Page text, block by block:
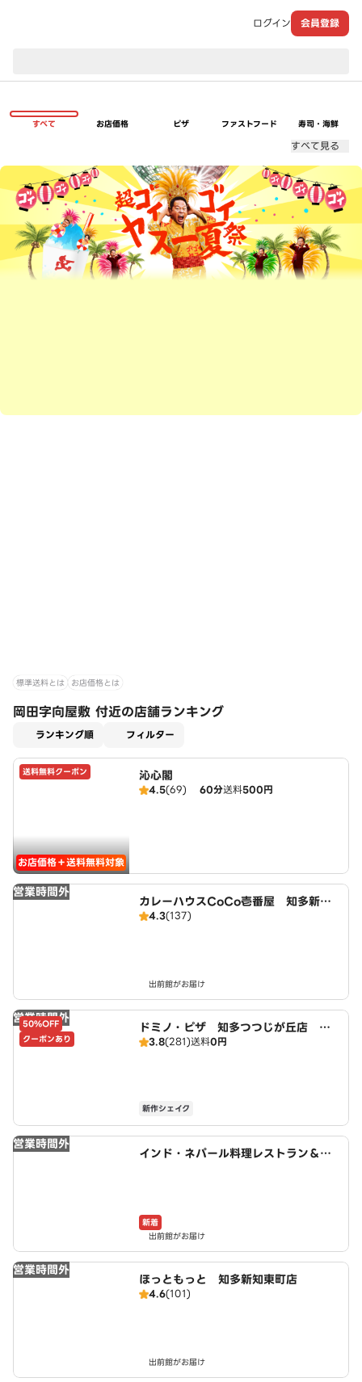
ログイン 会員登録
すべて お店価格 ピザ ファストフード 寿司・海鮮
すべて見る
超ゴイゴイヤスー夏祭
標準送料とは お店価格とは
岡田字向屋敷 付近の店舗ランキング
ランキング順 フィルター
送料無料クーポン
お店価格＋送料無料対象
沁心閣
4.5(69) 60分送料500円
営業時間外
カレーハウスCoCo壱番屋 知多新知
店（SD）
4.3(137)
出前館がお届け
営業時間外
50%OFF
クーポンあり
ドミノ・ピザ 知多つつじが丘店 Do
mino's
3.8(281)送料0円
新作シェイク
営業時間外
インド・ネパール料理レストラン＆バ
新着
出前館がお届け
営業時間外
ほっともっと 知多新知東町店
4.6(101)
出前館がお届け